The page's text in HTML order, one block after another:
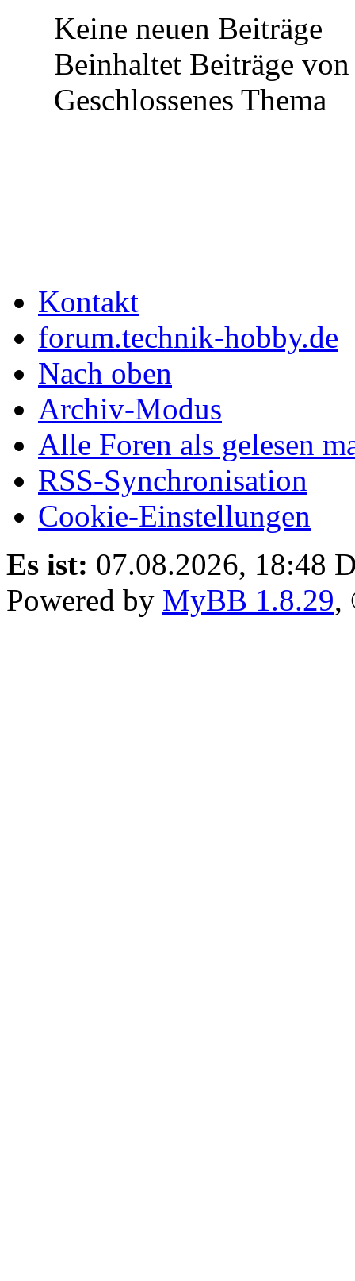
Keine neuen Beiträge
Beinhaltet Beiträge
Geschlossenes Thema
Kontakt
forum.technik-hobby.de
Nach oben
Archiv-Modus
Alle Foren als gelesen
RSS-Synchronisation
Cookie-Einstellungen
Es ist: 07.08.2026, 18:48
Powered by MyBB 1.8.29,